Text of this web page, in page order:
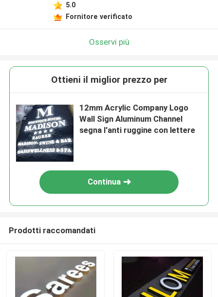
5.0
Fornitore verificato
Osservi più
Ottieni il miglior prezzo per
12mm Acrylic Company Logo
Wall Sign Aluminum Channel
segna l'anti ruggine con lettere
Continua
Prodotti raccomandati